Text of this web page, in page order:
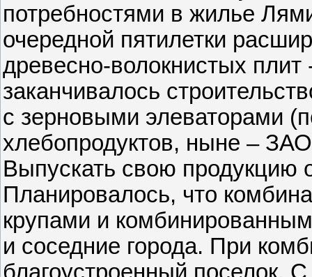
потребностями в жилье
очередной пятилетки
древесно-волокнистых
заканчивалось
с зерновыми элеваторами
хлебопродуктов, ныне –
Выпускать свою продукцию
Планировалось, что
крупами и
и соседние города. При